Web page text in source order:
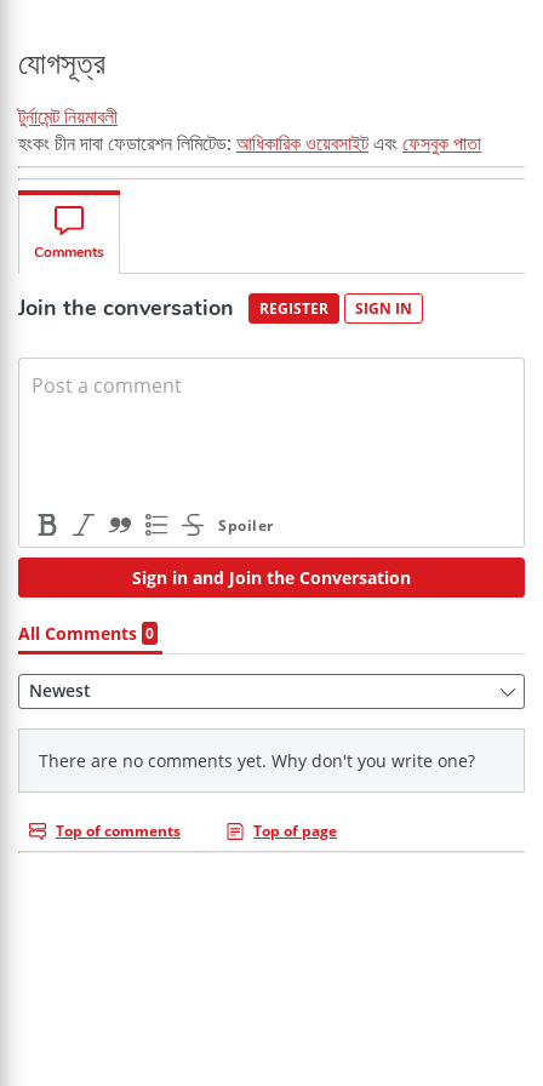
যোগসূত্র
টুর্নামেন্ট নিয়মাবলী
হংকং চীন দাবা ফেডারেশন লিমিটেড: আধিকারিক ওয়েবসাইটএবং ফেসবুক পাতা